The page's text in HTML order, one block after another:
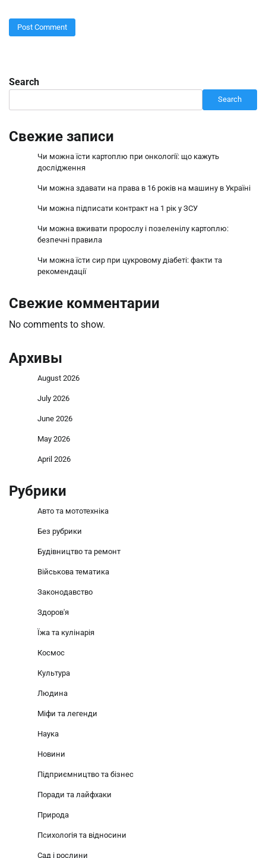
Search
Search
Свежие записи
Чи можна їсти картоплю при онкології: що кажуть
дослідження
Чи можна здавати на права в 16 років на машину в Україні
Чи можна підписати контракт на 1 рік у ЗСУ
Чи можна вживати пророслу і позеленілу картоплю:
безпечні правила
Чи можна їсти сир при цукровому діабеті: факти та
рекомендації
Свежие комментарии
No comments to show.
Архивы
August 2026
July 2026
June 2026
May 2026
April 2026
Рубрики
Авто та мототехніка
Без рубрики
Будівництво та ремонт
Військова тематика
Законодавство
Здоров'я
Їжа та кулінарія
Космос
Культура
Людина
Міфи та легенди
Наука
Новини
Підприємництво та бізнес
Поради та лайфхаки
Природа
Психологія та відносини
Сад і рослини